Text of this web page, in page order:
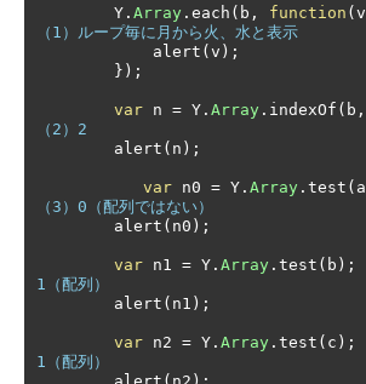
        Y
. Array . each ( b , function ( v
（1）ループ毎に月から火、水と表示
            alert
( v );
});
var n = Y . Array . indexOf ( b ,
（2）2
        alert
( n );
var n0 = Y . Array . test ( a
（3）0（配列ではない）
        alert
( n0 );
var n1 = Y . Array . test ( b );
1（配列）
        alert
( n1 );
var n2 = Y . Array . test ( c );
1（配列）